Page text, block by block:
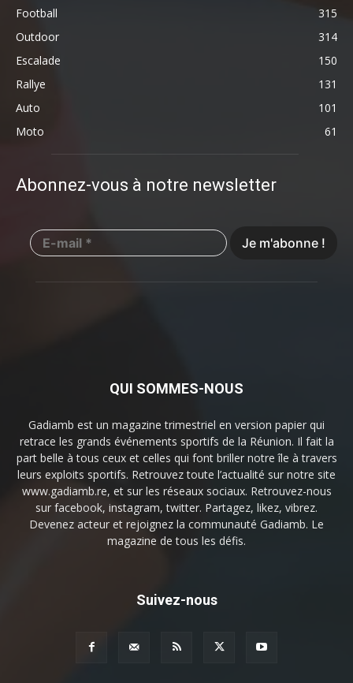
Football
315
Outdoor
314
Escalade
150
Rallye
131
Auto
101
Moto
61
Abonnez-vous à notre newsletter
QUI SOMMES-NOUS
Gadiamb est un magazine trimestriel en version papier qui
retrace les grands événements sportifs de la Réunion. Il fait la
part belle à tous ceux et celles qui font briller notre île à travers
leurs exploits sportifs. Retrouvez toute l’actualité sur notre site
www.gadiamb.re, et sur les réseaux sociaux. Retrouvez-nous
sur facebook, instagram, twitter. Partagez, likez, vibrez.
Devenez acteur et rejoignez la communauté Gadiamb. Le
magazine de tous les défis.
Suivez-nous